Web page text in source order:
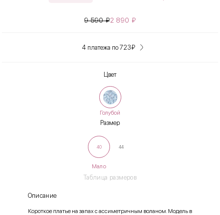
9 590₽2 890 ₽
4 платежа по 723₽
Цвет
Голубой
Размер
Таблица размеров
40
Мало
44
Описание
Короткое платье на запах с ассиметричным воланом. Модель в